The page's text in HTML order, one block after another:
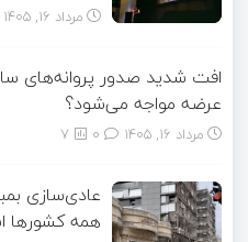
مرداد ۱۶, ۱۴۰۵
افت شدید صدور پروانه‌های
عرضه مواجه می‌شود؟
مرداد ۱۶, ۱۴۰۵ 7
عادی‌سازی
همه